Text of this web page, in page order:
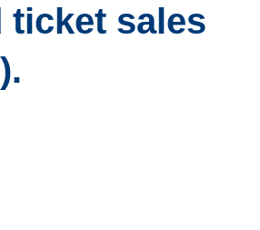
ticket sales